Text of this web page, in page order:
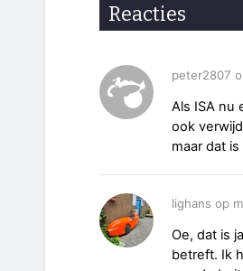
Reacties
peter2807
Als ISA nu
ook
maar dat
lighans op
Oe, dat is
betreft. Ik